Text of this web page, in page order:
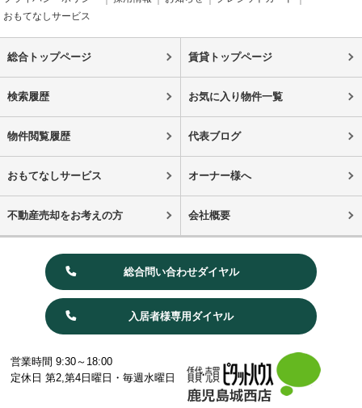
おもてなしサービス
総合トップページ 賃貸トップページ
検索履歴 お気に入り物件一覧
物件閲覧履歴 代表ブログ
おもてなしサービス オーナー様へ
不動産売却をお考えの方 会社概要
総合問い合わせダイヤル
入居者様専用ダイヤル
営業時間 9:30～18:00
定休日 第2,第4日曜日・毎週水曜日